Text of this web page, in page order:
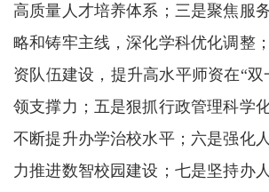
高质量人才培养体系；三是聚焦服
略和铸牢主线，深化学科优化调整
资队伍建设，提升高水平师资在“双
领支撑力；五是狠抓行政管理科学
不断提升办学治校水平；六是强化
力推进数智校园建设；七是坚持办